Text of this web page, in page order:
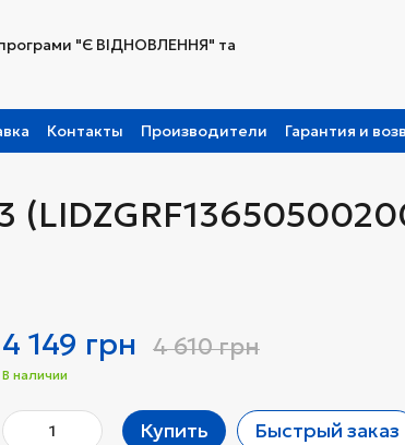
"Є ВІДНОВЛЕННЯ" та
Контакты Производители
Гарантия и
4 149 грн 4 610 грн
В наличии
Купить Быстрый заказ